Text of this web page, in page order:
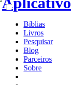
Bíblias
Livros
Pesquisar
Blog
Parceiros
Sobre